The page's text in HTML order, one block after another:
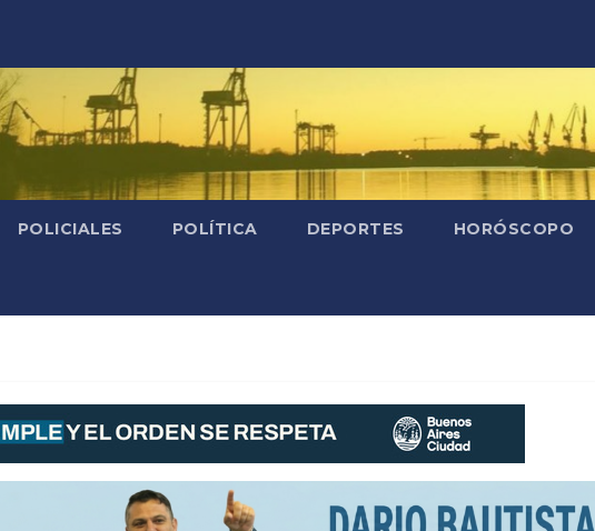
POLICIALES POLÍTICA DEPORTES HORÓSCOPO